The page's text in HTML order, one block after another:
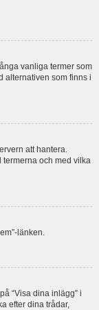
vanliga termer som
alternativen som finns i
att hantera.
termerna och med vilka
länken.
“Visa dina inlägg” i
efter dina trådar,